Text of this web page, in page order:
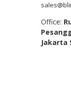
Office:
Jakarta